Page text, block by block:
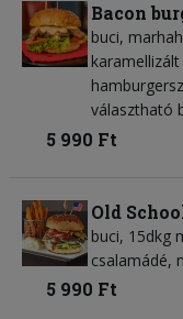
Bacon
buci,
választható
5 990 Ft
Old
buci, 15dkg
csalamádé,
5 990 Ft